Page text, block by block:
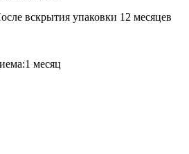
вскрытия упаковки 12 месяцев
1 месяц